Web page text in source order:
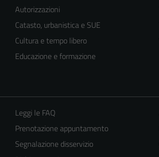
Autorizzazioni
Catasto, urbanistica e SUE
Cultura e tempo libero
Educazione e formazione
Leggi le FAQ
Prenotazione appuntamento
Segnalazione disservizio